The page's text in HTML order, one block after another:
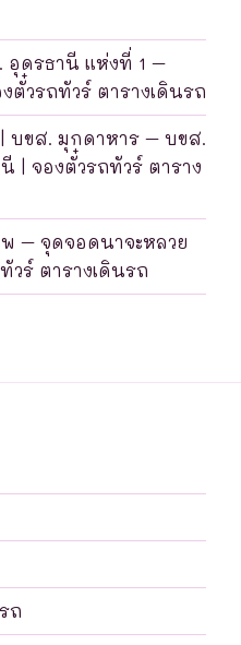
อุดรธานี แห่งที่ 1 –
ตั๋วรถทัวร์ ตารางเดินรถ
บขส. มุกดาหาร – บขส.
| จองตั๋วรถทัวร์ ตาราง
– จุดจอดนาจะหลวย
วร์ ตารางเดินรถ
ถ